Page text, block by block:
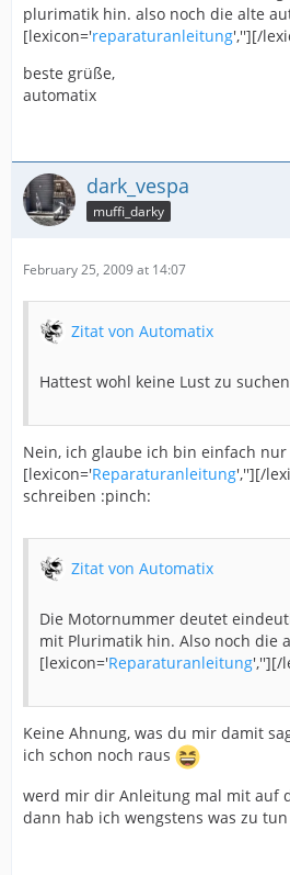
plurimatik hin. also noch die alte
[lexicon='reparaturanleitung',''][/
beste grüße,
automatix
dark_vespa
muffi_darky
February 25, 2009 at 14:07
Zitat von Automatix
Hattest wohl keine Lust zu
Nein, ich glaube ich bin einfach
[lexicon='Reparaturanleitung',''][/
schreiben :pinch:
Zitat von Automatix
Die Motornummer deutet
mit Plurimatik hin. Also noch die
[lexicon='Reparaturanleitung',''][/
Keine Ahnung, was du mir damit
ich schon noch raus
werd mir dir Anleitung mal mit auf
dann hab ich wengstens was zu tun